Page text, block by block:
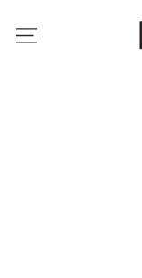
CONTENIDO